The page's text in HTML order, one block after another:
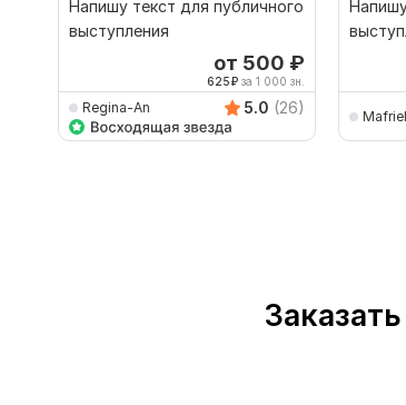
Напишу текст для публичного
выступления
от 500 ₽
625₽ за 1 000 зн.
Regina-An 5.0 (26) Mafriel